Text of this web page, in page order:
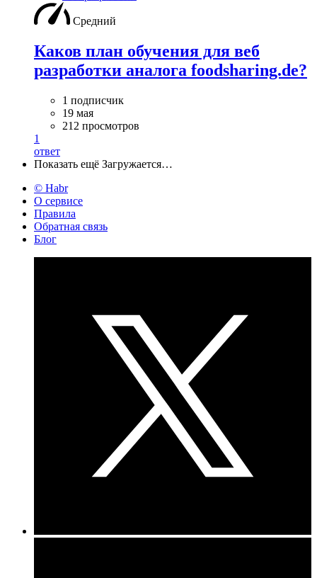
Средний
Каков план обучения для веб
разработки аналога foodsharing.de?
1 подписчик
19 мая
212 просмотров
1
ответ
Показать ещё Загружается…
© Habr
О сервисе
Правила
Обратная связь
Блог